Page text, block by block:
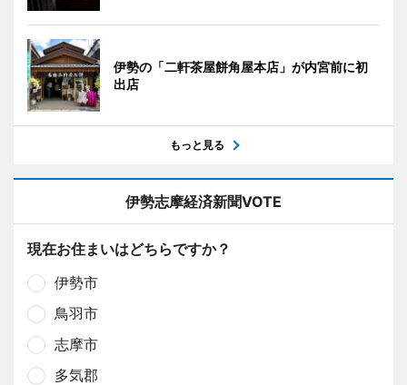
伊勢の「二軒茶屋餅角屋本店」が内宮前に初
出店
もっと見る
伊勢志摩経済新聞VOTE
現在お住まいはどちらですか？
伊勢市
鳥羽市
志摩市
多気郡